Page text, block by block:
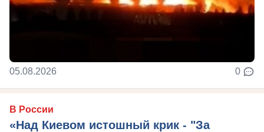
05.08.2026 0
В России
«Над Киевом истошный крик - "За